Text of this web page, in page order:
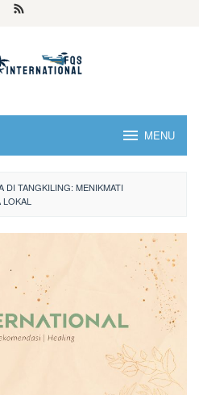
MENU
DI TANGKILING: MENIKMATI